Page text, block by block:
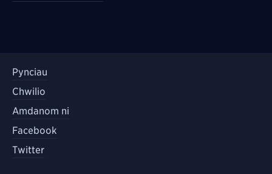
Pynciau
Chwilio
Amdanom ni
Facebook
Twitter